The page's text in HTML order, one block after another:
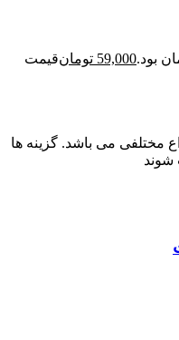
59,000 تومانقیمت
مختلفی می باشد. گزینه ها